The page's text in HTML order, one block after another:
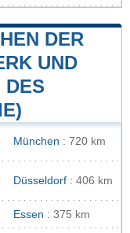
DER
UND
DES
München : 720 km
Düsseldorf : 406 km
Essen : 375 km